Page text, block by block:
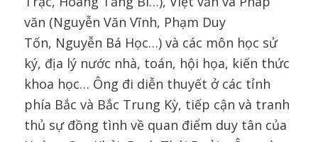
văn (Nguyễn Văn Vĩnh, Phạm Duy
Tốn, Nguyễn Bá Học…) và các môn học sử
ký, địa lý nước nhà, toán, hội họa, kiến thức
khoa học… Ông đi diễn thuyết ở các tỉnh
phía Bắc và Bắc Trung Kỳ, tiếp cận và tranh
thủ sự đồng tình về quan điểm duy tân của